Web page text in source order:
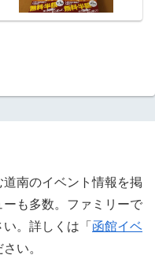
南のイベント情報を掲
も多数。ファミリーで
。詳しくは「 函館イベ
い。